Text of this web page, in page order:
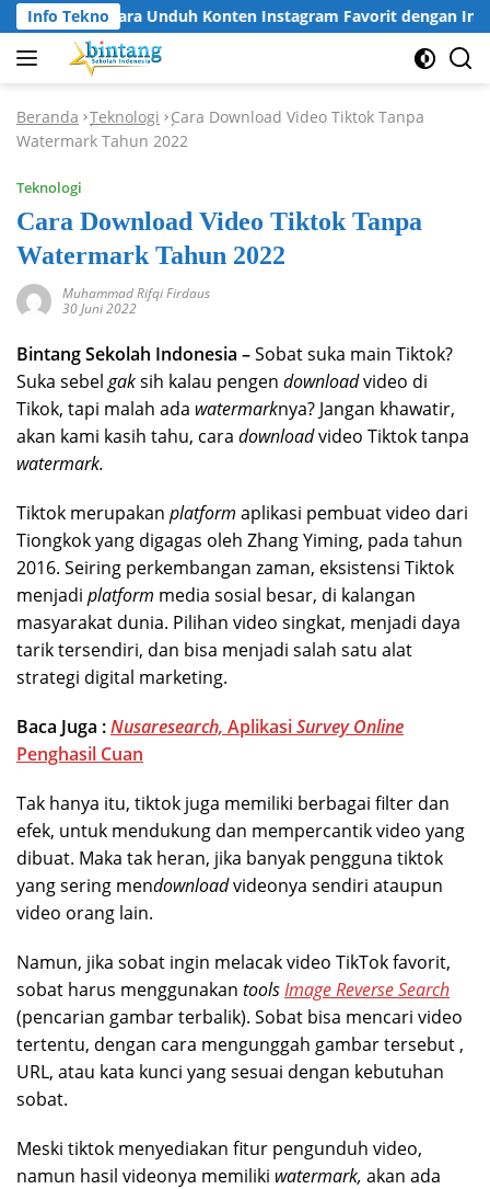
Langsung
ke
konten
Info TeknoCara Unduh Konten Instagram Favorit dengan
Beranda -Teknologi -Cara Download Video Tiktok Tanpa
Watermark Tahun 2022
Teknologi
Cara Download Video Tiktok Tanpa
Watermark Tahun 2022
Muhammad Rifqi Firdaus
30 Juni 2022
Bintang Sekolah Indonesia –Sobat suka main Tiktok?
Suka sebel gaksih kalau pengen downloadvideo di
Tikok, tapi malah ada watermarknya? Jangan khawatir,
akan kami kasih tahu, cara downloadvideo Tiktok tanpa
watermark.
Tiktok merupakan platform aplikasi pembuat video dari
Tiongkok yang digagas oleh Zhang Yiming, pada tahun
2016. Seiring perkembangan zaman, eksistensi Tiktok
menjadi platform media sosial besar, di kalangan
masyarakat dunia. Pilihan video singkat, menjadi daya
tarik tersendiri, dan bisa menjadi salah satu alat
strategi digital marketing.
Baca Juga :Nusaresearch, AplikasiSurvey Online
Penghasil Cuan
Tak hanya itu, tiktok juga memiliki berbagai filter dan
efek, untuk mendukung dan mempercantik video yang
dibuat. Maka tak heran, jika banyak pengguna tiktok
yang sering mendownloadvideonya sendiri ataupun
video orang lain.
Namun, jika sobat ingin melacak video TikTok favorit,
sobat harus menggunakan toolsImage Reverse Search
(pencarian gambar terbalik). Sobat bisa mencari video
tertentu, dengan cara mengunggah gambar tersebut ,
URL, atau kata kunci yang sesuai dengan kebutuhan
sobat.
Meski tiktok menyediakan fitur pengunduh video,
namun hasil videonya memiliki watermark, akan ada